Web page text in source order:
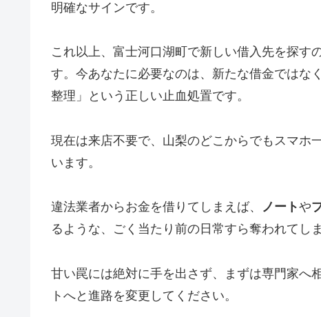
明確なサインです。
これ以上、富士河口湖町で新しい借入先を探す
す。今あなたに必要なのは、新たな借金ではな
整理」という正しい止血処置です。
現在は来店不要で、山梨のどこからでもスマホ
います。
違法業者からお金を借りてしまえば、 ノートや
るような、ごく当たり前の日常すら奪われてし
甘い罠には絶対に手を出さず、まずは専門家へ
トへと進路を変更してください。